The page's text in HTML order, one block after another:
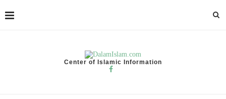
Center of Islamic Information